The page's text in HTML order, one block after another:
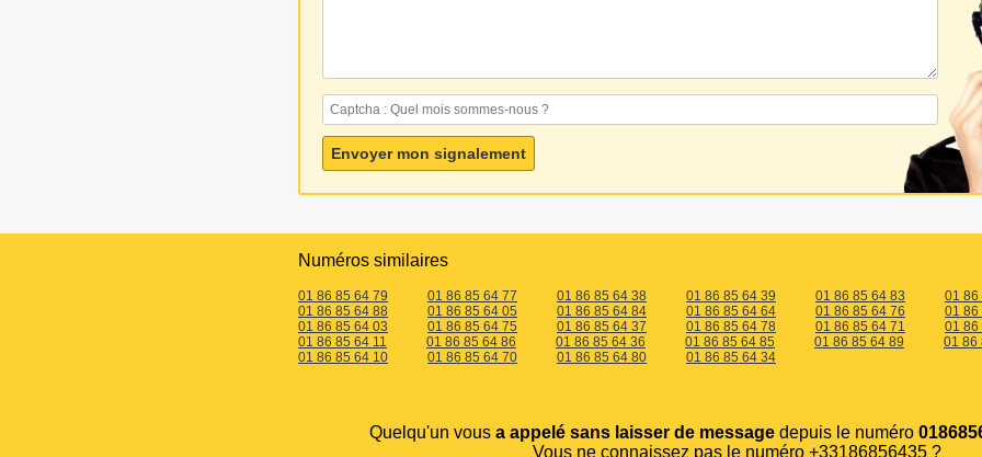
Numéros similaires
01 86 85 64 79 01 86 85 64 77 01 86 85 64 38 01 86 85 64 39 01 86 85 64 83
01 86
01 86 85 64 88
01 86 85 64 05 01 86 85 64 84 01 86 85 64 64 01 86 85 64 76
01 86
01 86 85 64 03
01 86 85 64 75 01 86 85 64 37 01 86 85 64 78 01 86 85 64 71
01 86
01 86 85 64 11
01 86 85 64 86 01 86 85 64 36 01 86 85 64 85 01 86 85 64 89
01 86
01 86 85 64 10
01 86 85 64 70 01 86 85 64 80 01 86 85 64 34
Quelqu'un vous a appelé sans laisser de message depuis le numéro
Vous ne connaissez pas le numéro +33186856435 ?